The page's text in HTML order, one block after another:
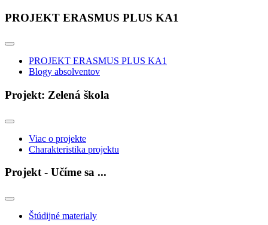
PROJEKT ERASMUS PLUS KA1
PROJEKT ERASMUS PLUS KA1
Blogy absolventov
Projekt: Zelená škola
Viac o projekte
Charakteristika projektu
Projekt - Učíme sa ...
Štúdijné materialy